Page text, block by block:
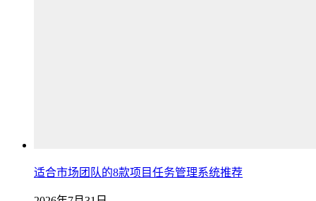
适合市场团队的8款项目任务管理系统推荐